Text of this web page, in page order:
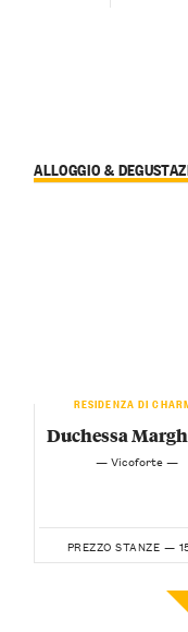
ALLOGGIO &
RESIDENZA DI
Duchessa
— Vicoforte —
PREZZO STANZE —